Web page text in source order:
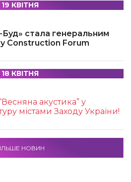
19 КВІТНЯ
стала генеральним
Construction Forum
18 КВІТНЯ
акустика” у
містами Заходу України!
НОВИН